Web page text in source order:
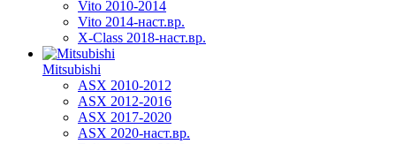
Vito 2010-2014
Vito 2014-наст.вр.
X-Class 2018-наст.вр.
Mitsubishi
ASX 2010-2012
ASX 2012-2016
ASX 2017-2020
ASX 2020-наст.вр.